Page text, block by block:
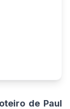
de Paul